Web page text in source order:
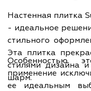
Настенная плитка
- идеальное
стильного
Эта плитка
стилями дизайна
шарм.
Особенностью
применение
ее идеальным